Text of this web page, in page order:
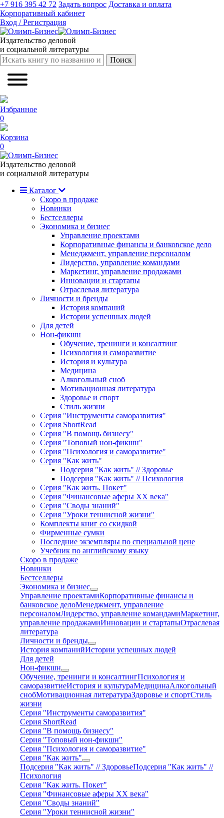
+7 916 395 42 72 Задать вопрос Доставка и оплата
Корпоративный кабинет
Вход / Регистрация
Издательство деловой
и социальной литературы
Поиск
Избранное
0
Корзина
0
Издательство деловой
и социальной литературы
Каталог
Скоро в продаже
Новинки
Бестселлеры
Экономика и бизнес
Управление проектами
Корпоративные финансы и банковское дело
Менеджмент, управление персоналом
Лидерство, управление командами
Маркетинг, управление продажами
Инновации и стартапы
Отраслевая литература
Личности и бренды
История компаний
Истории успешных людей
Для детей
Нон-фикшн
Обучение, тренинги и консалтинг
Психология и саморазвитие
История и культура
Медицина
Алкогольный сноб
Мотивационная литература
Здоровье и спорт
Стиль жизни
Серия "Инструменты саморазвития"
Серия ShortRead
Серия "В помощь бизнесу"
Серия "Топовый нон-фикшн"
Серия "Психология и саморазвитие"
Серия "Как жить"
Подсерия "Как жить" // Здоровье
Подсерия "Как жить" // Психология
Серия "Как жить. Покет"
Серия "Финансовые аферы XX века"
Серия "Своды знаний"
Серия "Уроки теннисной жизни"
Комплекты книг со скидкой
Фирменные сумки
Последние экземпляры по специальной цене
Учебник по английскому языку
Скоро в продаже
Новинки
Бестселлеры
Экономика и бизнес
Управление проектамиКорпоративные финансы и
банковское делоМенеджмент, управление
персоналомЛидерство, управление командамиМаркетинг,
управление продажамиИнновации и стартапыОтраслевая
литература
Личности и бренды
История компанийИстории успешных людей
Для детей
Нон-фикшн
Обучение, тренинги и консалтингПсихология и
саморазвитиеИстория и культураМедицинаАлкогольный
снобМотивационная литератураЗдоровье и спортСтиль
жизни
Серия "Инструменты саморазвития"
Серия ShortRead
Серия "В помощь бизнесу"
Серия "Топовый нон-фикшн"
Серия "Психология и саморазвитие"
Серия "Как жить"
Подсерия "Как жить" // ЗдоровьеПодсерия "Как жить" //
Психология
Серия "Как жить. Покет"
Серия "Финансовые аферы XX века"
Серия "Своды знаний"
Серия "Уроки теннисной жизни"